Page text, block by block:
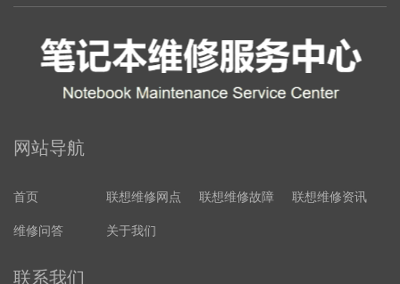
网站导航
首页 联想维修网点 联想维修故障 联想维修资讯
维修问答 关于我们
联系我们